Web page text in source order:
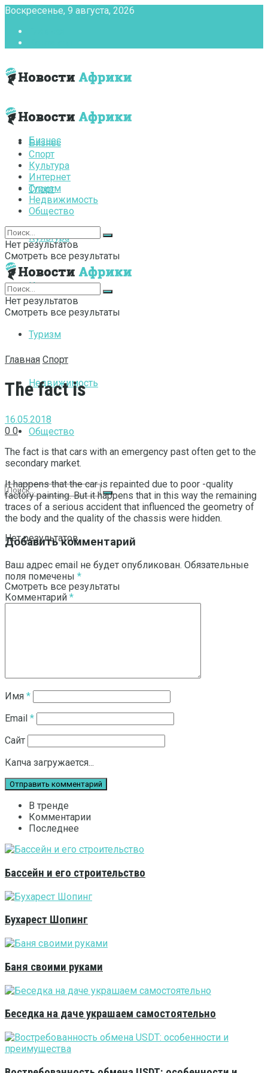
Воскресенье, 9 августа, 2026
Бизнес
Спорт
Культура
Интернет
Туризм
Недвижимость
Общество
Нет результатов
Смотреть все результаты
Бизнес
Спорт
Культура
Интернет
Туризм
Недвижимость
Общество
Нет результатов
Смотреть все результаты
Нет результатов
Смотреть все результаты
Главная Спорт
The fact is
16.05.2018
0 0
The fact is that cars with an emergency past often get to the
secondary market.
It happens that the car is repainted due to poor -quality
factory painting. But it happens that in this way the remaining
traces of a serious accident that influenced the geometry of
the body and the quality of the chassis were hidden.
Добавить комментарий
Ваш адрес email не будет опубликован. Обязательные
поля помечены *
Комментарий *
Имя *
Email *
Сайт
Капча загружается...
В тренде
Комментарии
Последнее
Бассейн и его строительство
Бухарест Шопинг
Баня своими руками
Беседка на даче украшаем самостоятельно